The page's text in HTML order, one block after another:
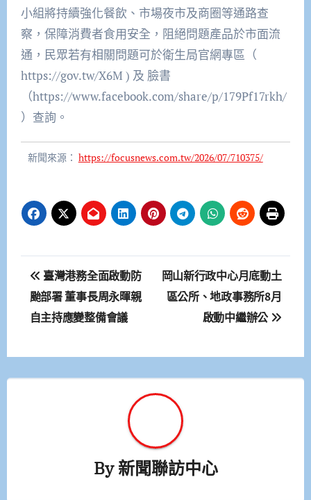
小組將持續強化餐飲、市場夜市及商圈等通路查
察，保障消費者食用安全，阻絕問題產品於市面流
通，民眾若有相關問題可於衛生局官網專區（
https://gov.tw/X6M ) 及 臉書
（https://www.facebook.com/share/p/179Pf17rkh/
）查詢。
新聞來源： https://focusnews.com.tw/2026/07/710375/
文
章
導
覽
臺灣港務全面啟動防
颱部署 董事長周永暉親
自主持應變整備會議
岡山新行政中心月底動土
區公所、地政事務所8月
啟動中繼辦公
By新聞聯訪中心